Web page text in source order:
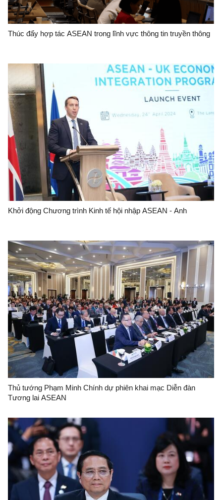
Thúc đẩy hợp tác ASEAN trong lĩnh vực thông tin truyền thông
Khởi động Chương trình Kinh tế hội nhập ASEAN - Anh
Thủ tướng Phạm Minh Chính dự phiên khai mạc Diễn đàn
Tương lai ASEAN